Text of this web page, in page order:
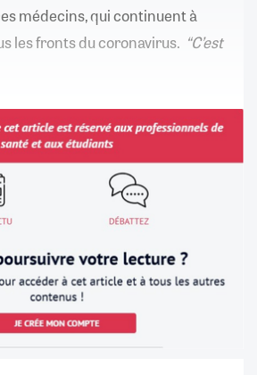
médecins, qui continuent à
les fronts du coronavirus. “C’est